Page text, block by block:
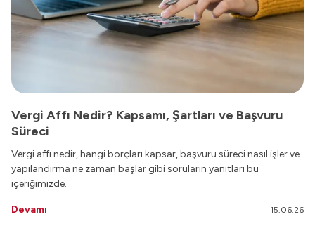
Vergi Affı Nedir? Kapsamı, Şartları ve Başvuru
Süreci
Vergi affı nedir, hangi borçları kapsar, başvuru süreci nasıl işler ve
yapılandırma ne zaman başlar gibi soruların yanıtları bu
içeriğimizde.
Devamı 15.06.26